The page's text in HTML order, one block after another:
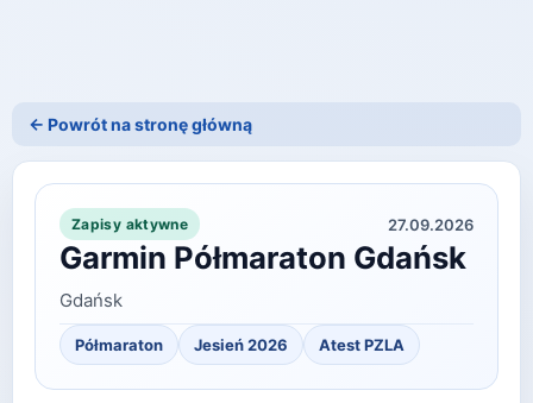
← Powrót na stronę główną
Zapisy aktywne 27.09.2026
Garmin Półmaraton Gdańsk
Gdańsk
Półmaraton Jesień 2026 Atest PZLA